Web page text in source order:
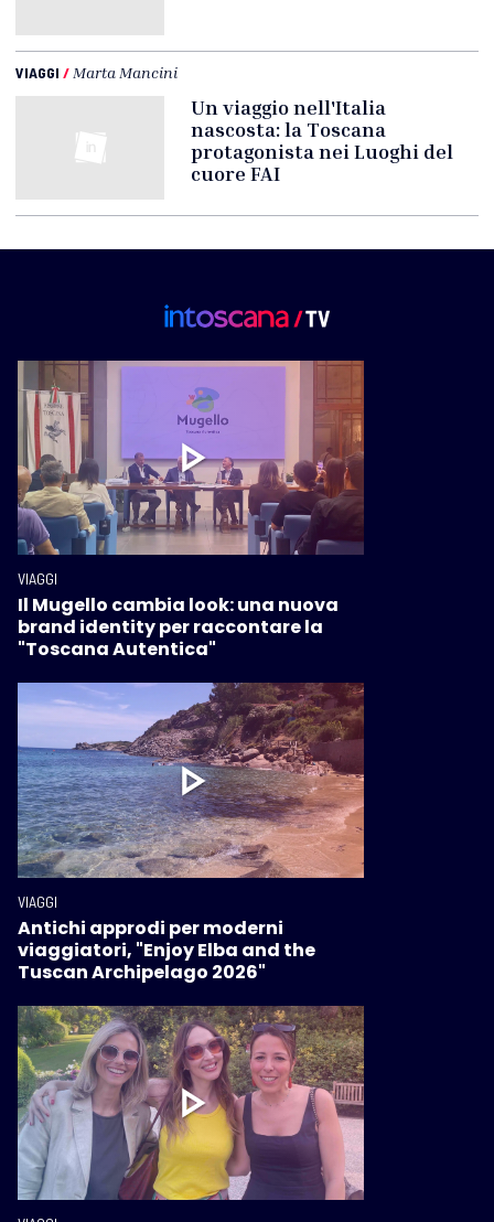
VIAGGI / Marta Mancini
Un viaggio nell'Italia
nascosta: la Toscana
protagonista nei Luoghi del
cuore FAI
VIAGGI
Il Mugello cambia look: una nuova
brand identity per raccontare la
"Toscana Autentica"
VIAGGI
Antichi approdi per moderni
viaggiatori, "Enjoy Elba and the
Tuscan Archipelago 2026"